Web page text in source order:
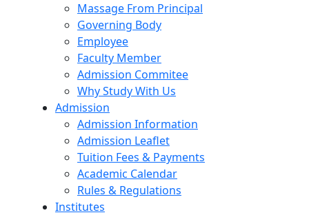
Massage From Principal
Governing Body
Employee
Faculty Member
Admission Commitee
Why Study With Us
Admission
Admission Information
Admission Leaflet
Tuition Fees & Payments
Academic Calendar
Rules & Regulations
Institutes